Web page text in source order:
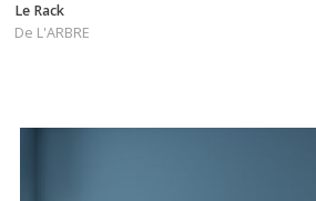
Le Rack
De L'ARBRE